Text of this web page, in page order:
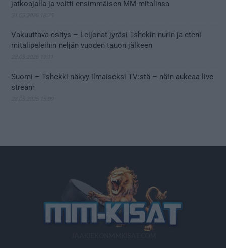
jatkoajalla ja voitti ensimmäisen MM-mitalinsa
Vakuuttava esitys – Leijonat jyräsi Tshekin nurin ja eteni
mitalipeleihin neljän vuoden tauon jälkeen
Suomi – Tshekki näkyy ilmaiseksi TV:stä – näin aukeaa live
stream